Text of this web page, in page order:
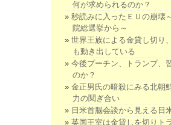
何が求められるのか？
秒読みに入ったＥＵの崩壊
院総選挙から～
世界王族による金貸し切り
も動き出している
今後プーチン、トランプ、
のか？
金正男氏の暗殺にみる北朝
力の鬩ぎ合い
日米首脳会談から見える日
英国王室は金貸しを切りト